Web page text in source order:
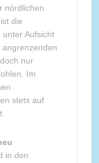
nördlichen
die
Aufsicht
nur
Im
stets auf
in den